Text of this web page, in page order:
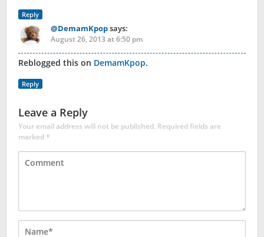
Reply
@DemamKpopsays:
August 26, 2013 at 6:50 pm
Reblogged this on DemamKpop.
Reply
Leave a Reply
Your email address will not be published. Required fields are
marked*